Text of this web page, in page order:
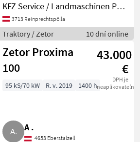
5 Gang mit 6 fach
Lastschaltung 40 km/h bei
1800 Motordrehzahl 2 L
Druckluft K80 An
KFZ Service / Landmaschinen Philipp Manhart
3713 Reinprechtspölla
Traktory / Zetor 10 dní online
Zetor Proxima
100
43.000
€
DPH je
neaplikovateľné
95 kS/70 kW R. v. 2019 1400 h
A .
4653 Eberstalzell